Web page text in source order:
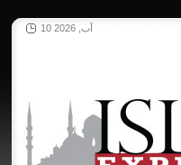
10 آب, 2026